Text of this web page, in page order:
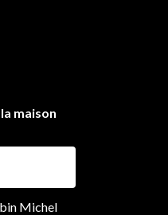
maison
Michel